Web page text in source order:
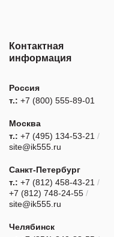
Контактная
информация
Россия
т.: +7 (800) 555-89-01
Москва
т.: +7 (495) 134-53-21 /
site@ik555.ru
Санкт-Петербург
т.: +7 (812) 458-43-21 /
+7 (812) 748-24-55 /
site@ik555.ru
Челябинск